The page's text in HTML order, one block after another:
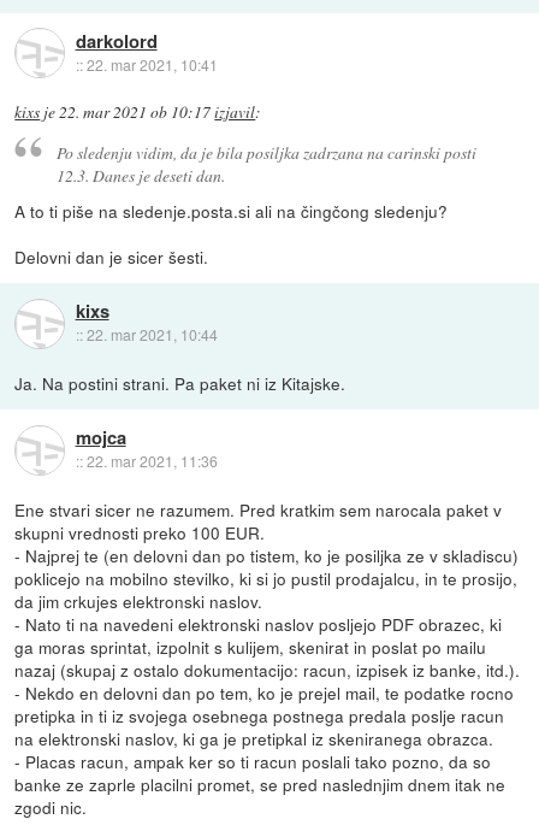
darkolord
::22. mar 2021, 10:41
kixs je22. mar 2021 ob 10:17izjavil:
Po sledenju vidim, da je bila posiljka zadrzana na carinski posti
12.3. Danes je deseti dan.
A to ti piše na sledenje.posta.si ali na čingčong sledenju?
Delovni dan je sicer šesti.
kixs
::22. mar 2021, 10:44
Ja. Na postini strani. Pa paket ni iz Kitajske.
mojca
::22. mar 2021, 11:36
Ene stvari sicer ne razumem. Pred kratkim sem narocala paket v
skupni vrednosti preko 100 EUR.
- Najprej te (en delovni dan po tistem, ko je posiljka ze v skladiscu)
poklicejo na mobilno stevilko, ki si jo pustil prodajalcu, in te prosijo,
da jim crkujes elektronski naslov.
- Nato ti na navedeni elektronski naslov posljejo PDF obrazec, ki
ga moras sprintat, izpolnit s kulijem, skenirat in poslat po mailu
nazaj (skupaj z ostalo dokumentacijo: racun, izpisek iz banke, itd.).
- Nekdo en delovni dan po tem, ko je prejel mail, te podatke rocno
pretipka in ti iz svojega osebnega postnega predala poslje racun
na elektronski naslov, ki ga je pretipkal iz skeniranega obrazca.
- Placas racun, ampak ker so ti racun poslali tako pozno, da so
banke ze zaprle placilni promet, se pred naslednjim dnem itak ne
zgodi nic.